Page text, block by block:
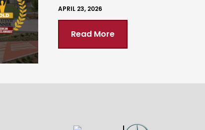
APRIL 23, 2026
Read More